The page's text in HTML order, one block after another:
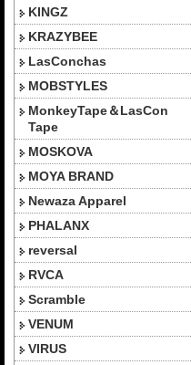
KINGZ
KRAZYBEE
LasConchas
MOBSTYLES
MonkeyTape＆LasCon
Tape
MOSKOVA
MOYA BRAND
Newaza Apparel
PHALANX
reversal
RVCA
Scramble
VENUM
VIRUS